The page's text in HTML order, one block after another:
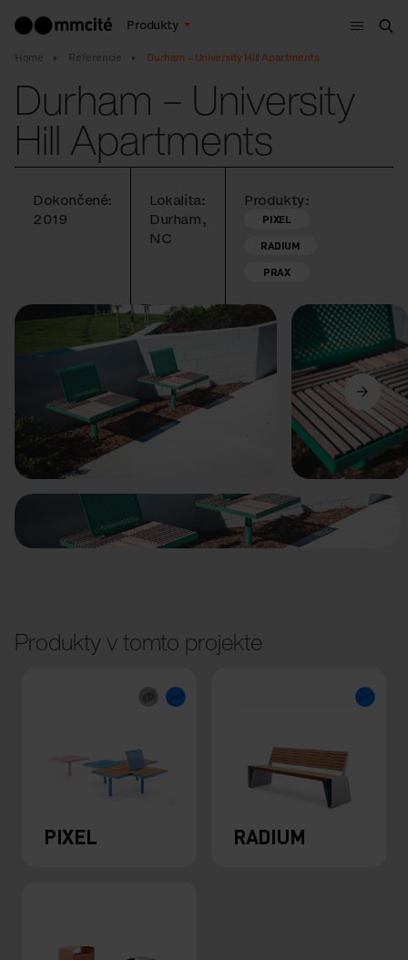
Produkty
Menu
Home Referencie Durham – University Hill Apartments
Durham – University
Hill Apartments
Dokončené:
2019
Lokalita:
Durham,
NC
Produkty:
PIXEL
RADIUM
PRAX
Predchádzajúci Ďalší
Produkty v tomto projekte
PIXEL RADIUM